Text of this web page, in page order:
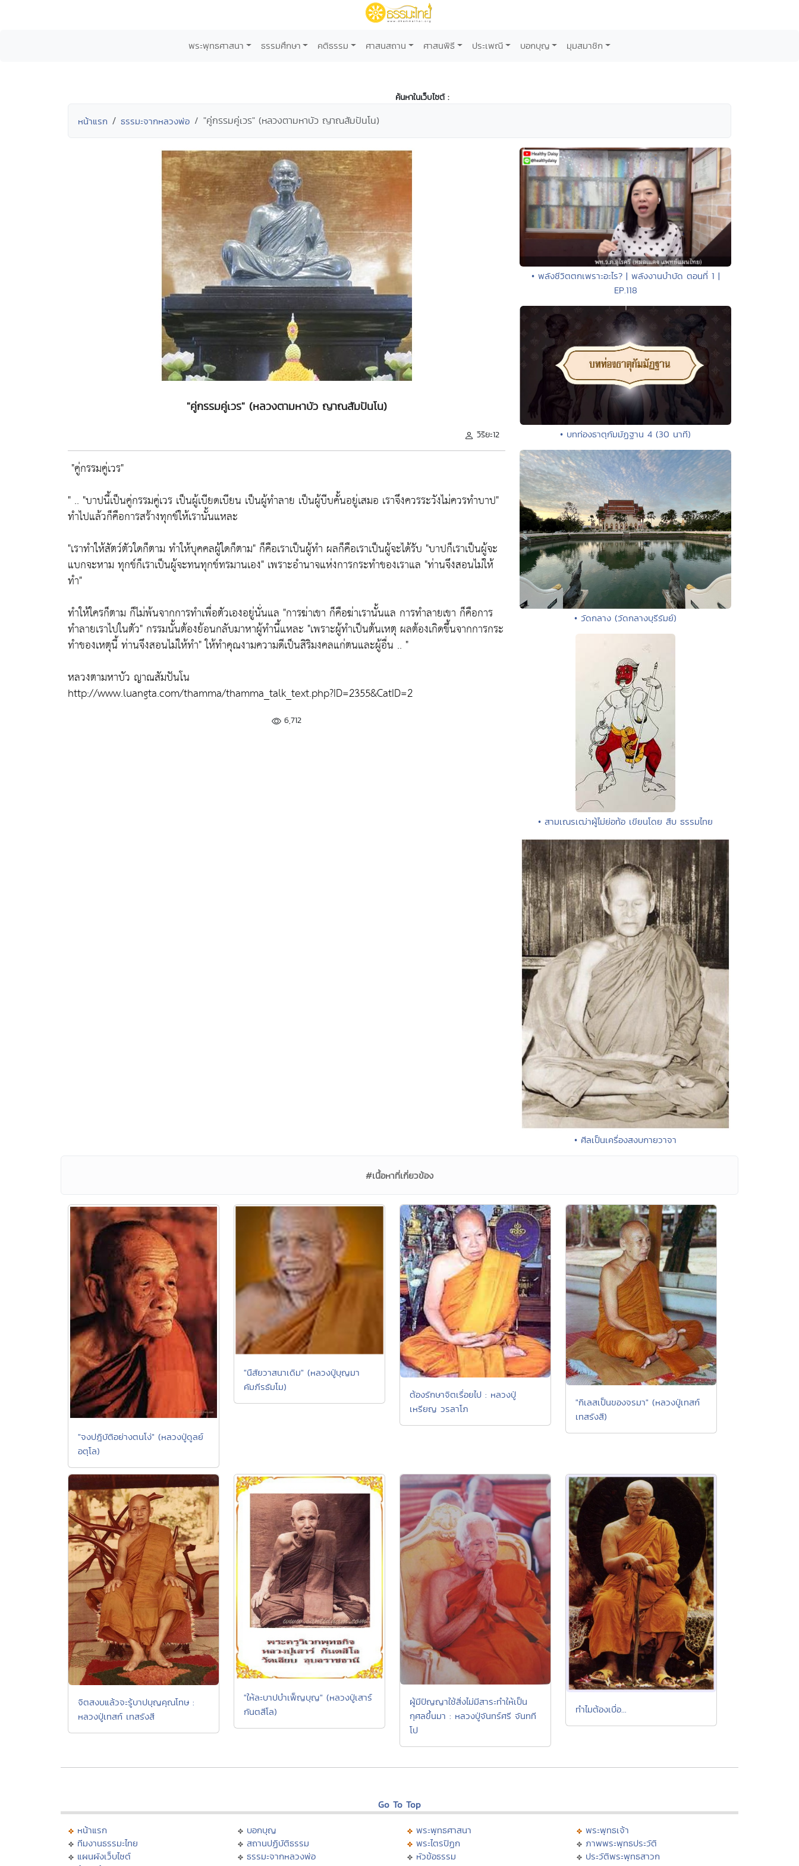
พระพุทธศาสนา ธรรมศึกษา คติธรรม ศาสนสถาน ศาสนพิธี ประเพณี บอกบุญ มุมสมาชิก
ค้นหาในเว็บไซต์ :
หน้าแรก ธรรมะจากหลวงพ่อ "คู่กรรมคู่เวร" (หลวงตามหาบัว ญาณสัมปันโน)
"คู่กรรมคู่เวร" (หลวงตามหาบัว ญาณสัมปันโน)
วิริยะ12
"คู่กรรมคู่เวร"
" .. "บาปนี้เป็นคู่กรรมคู่เวร เป็นผู้เบียดเบียน เป็นผู้ทำลาย เป็นผู้บีบคั้นอยู่เสมอ เราจึงควรระวังไม่ควรทำบาป"
ทำไปแล้วก็คือการสร้างทุกข์ให้เรานั้นแหละ
"เราทำให้สัตว์ตัวใดก็ตาม ทำให้บุคคลผู้ใดก็ตาม" ก็คือเราเป็นผู้ทำ ผลก็คือเราเป็นผู้จะได้รับ "บาปก็เราเป็นผู้จะ
แบกจะหาม ทุกข์ก็เราเป็นผู้จะทนทุกข์ทรมานเอง" เพราะอำนาจแห่งการกระทำของเราแล "ท่านจึงสอนไม่ให้
ทำ"
ทำให้ใครก็ตาม ก็ไม่พ้นจากการทำเพื่อตัวเองอยู่นั่นแล "การฆ่าเขา ก็คือฆ่าเรานั้นแล การทำลายเขา ก็คือการ
ทำลายเราไปในตัว" กรรมนั้นต้องย้อนกลับมาหาผู้ทำนี้แหละ "เพราะผู้ทำเป็นต้นเหตุ ผลต้องเกิดขึ้นจากการกระ
ทำของเหตุนี้ ท่านจึงสอนไม่ให้ทำ"ให้ทำคุณงามความดีเป็นสิริมงคลแก่ตนและผู้อื่น .. "
หลวงตามหาบัว ญาณสัมปันโน
http://www.luangta.com/thamma/thamma_talk_text.php?ID=2355&CatID=2
6,712
• พลังชีวิตตกเพราะอะไร? | พลังงานบำบัด ตอนที่ 1 |
EP.118
• บทท่องธาตุกัมมัฏฐาน 4 (30 นาที)
• วัดกลาง (วัดกลางบุรีรัมย์)
• สามเณรเฒ่าผู้ไม่ย่อท้อ เขียนโดย สืบ ธรรมไทย
• ศีลเป็นเครื่องสงบกายวาจา
#เนื้อหาที่เกี่ยวข้อง
"จงปฎิบัติอย่างตนโง่" (หลวงปู่ดูลย์
อตุโล)
"นืสัยวาสนาเดิม" (หลวงปู่บุญมา
คัมภีรธัมโม)
ต้องรักษาจิตเรื่อยไป : หลวงปู่
เหรียญ วรลาโภ
"กิเลสเป็นของจรมา" (หลวงปู่เทสก์
เทสรังสี)
จิตสงบแล้วจะรู้บาปบุญคุณโทษ :
หลวงปู่เทสก์ เทสรังสี
"ให้ละบาปบำเพ็ญบุญ" (หลวงปู่เสาร์
กันตสีโล)
ผู้มีปัญญาใช้สิ่งไม่มีสาระทำให้เป็น
กุศลขึ้นมา : หลวงปู่จันทร์ศรี จันทที
โป
ทำไมต้องเบื่อ...
Go To Top
หน้าแรก
ทีมงานธรรมะไทย
แผนผังเว็บไซต์
บอกบุญ
สถานปฏิบัติธรรม
ธรรมะจากหลวงพ่อ
พระพุทธศาสนา
พระไตรปิฏก
หัวข้อธรรม
พระพุทธเจ้า
ภาพพระพุทธประวัติ
ประวัติพระพุทธสาวก